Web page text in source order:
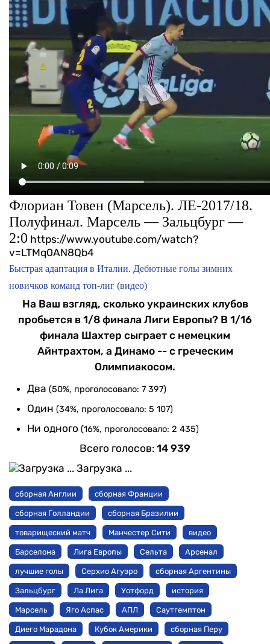
Флориан Товен (Марсель). ЛЕ-2017/18.
Полуфинал. Марсель — Зальцбург —
2:0 https://www.youtube.com/watch?
v=LTMq0AN8Qb4
Быстрая адаптация в Италии. Дебютные голы зимних
новичков команд топ-лиг (видео)
На Ваш взгляд, сколько украинских клубов
пробьется в 1/8 финала Лиги Европы? В 1/16
финала Шахтер сыграет с немецким
Айнтрахтом, а Динамо -- с греческим
Олимпиакосом.
Два (50%, проголосовало: 7 397)
Один (34%, проголосовало: 5 107)
Ни одного (16%, проголосовало: 2 435)
Всего голосов: 14 939
Загрузка ...
сборная Англии сборная Франции
сборная Голландии сборная Бразилии
товарищеский матч Манчестер Сити видео
Барселона Лига Европы Сельта Арсенал
лучшие голы Серхио Агуэро сборная Аргентины
Зальцбург Ла Лига Уотфорд история
Марсель Яго Аспас АПЛ Саутгемптон
Диего Марадона Кубок Америки сборная Перу